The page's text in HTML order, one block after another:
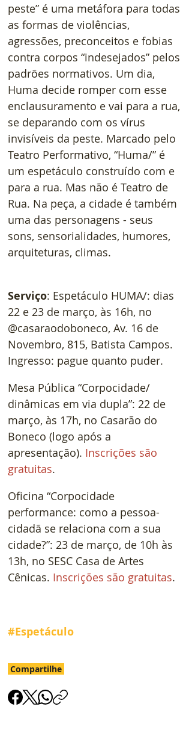
peste” é uma metáfora para todas
as formas de violências,
agressões, preconceitos e fobias
contra corpos “indesejados” pelos
padrões normativos. Um dia,
Huma decide romper com esse
enclausuramento e vai para a rua,
se deparando com os vírus
invisíveis da peste. Marcado pelo
Teatro Performativo, “Huma/” é
um espetáculo construído com e
para a rua. Mas não é Teatro de
Rua. Na peça, a cidade é também
uma das personagens - seus
sons, sensorialidades, humores,
arquiteturas, climas.
Serviço: Espetáculo HUMA/: dias
22 e 23 de março, às 16h, no
@casaraodoboneco, Av. 16 de
Novembro, 815, Batista Campos.
Ingresso: pague quanto puder.
Mesa Pública “Corpocidade/
dinâmicas em via dupla”: 22 de
março, às 17h, no Casarão do
Boneco (logo após a
apresentação). Inscrições são
gratuitas.
Oficina “Corpocidade
performance: como a pessoa-
cidadã se relaciona com a sua
cidade?”: 23 de março, de 10h às
13h, no SESC Casa de Artes
Cênicas. Inscrições são gratuitas.
#Espetáculo
Compartilhe